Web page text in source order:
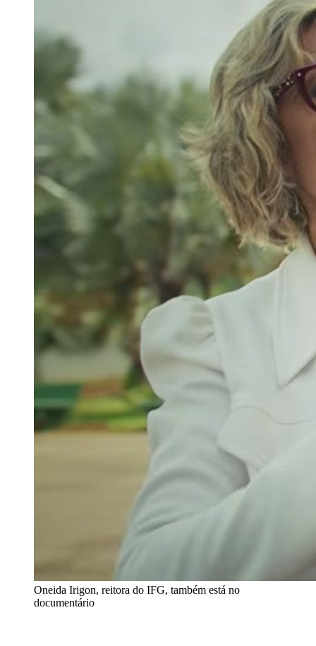
Oneida Irigon, reitora do IFG, também está no
documentário